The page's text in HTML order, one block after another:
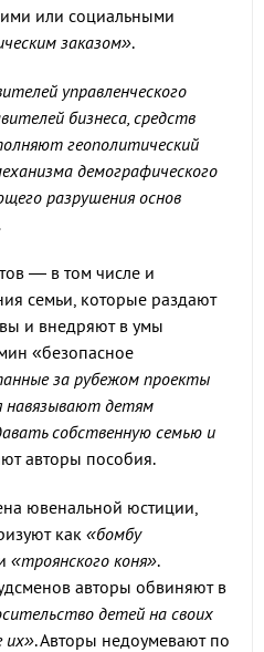
или социальными
заказом».
управленческого
бизнеса, средств
геополитический
демографического
разрушения основ
— в том числе и
семьи, которые раздают
и внедряют в умы
«безопасное
за рубежом проекты
навязывают детям
собственную семью и
авторы пособия.
ювенальной юстиции,
как «бомбу
«троянского коня».
авторы обвиняют в
детей на своих
их». Авторы недоумевают по